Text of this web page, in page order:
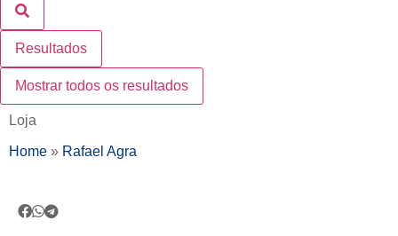
Resultados
Mostrar todos os resultados
Loja
Home » Rafael Agra